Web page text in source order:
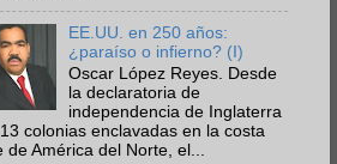
EE.UU. en 250 años:
¿paraíso o infierno? (I)
Oscar López Reyes. Desde
la declaratoria de
independencia de Inglaterra
colonias enclavadas en la costa
de América del Norte, el...